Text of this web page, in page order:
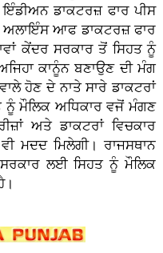
ਡਾਕਟਰਜ਼ ਫਾਰ ਪੀਸ
ਆਫ ਡਾਕਟਰਜ਼ ਫਾਰ
ਕੇਂਦਰ ਸਰਕਾਰ ਤੋਂ ਸਿਹਤ ਨੂੰ
ਕਾਨੂੰਨ ਬਣਾਉਣ ਦੀ ਮੰਗ
ਹੋਣ ਦੇ ਨਾਤੇ ਸਾਰੇ ਡਾਕਟਰਾਂ
ਨੂੰ ਮੌਲਿਕ ਅਧਿਕਾਰ ਵਜੋਂ ਮੰਗਣ
ਅਤੇ ਡਾਕਟਰਾਂ ਵਿਚਕਾਰ
ਮਦਦ ਮਿਲੇਗੀ। ਰਾਜਸਥਾਨ
ਲਈ ਸਿਹਤ ਨੂੰ ਮੌਲਿਕ